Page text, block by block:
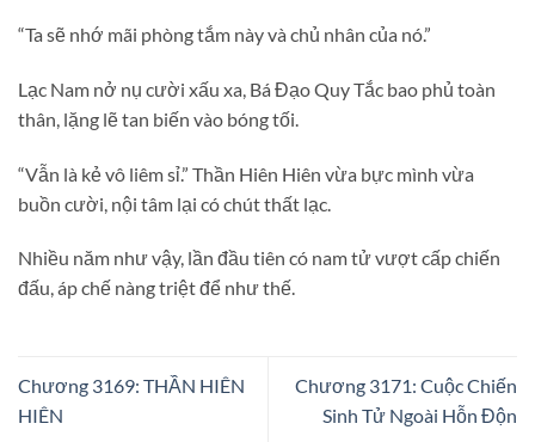
“Ta sẽ nhớ mãi phòng tắm này và chủ nhân của nó.”
Lạc Nam nở nụ cười xấu xa, Bá Đạo Quy Tắc bao phủ toàn
thân, lặng lẽ tan biến vào bóng tối.
“Vẫn là kẻ vô liêm sỉ.” Thần Hiên Hiên vừa bực mình vừa
buồn cười, nội tâm lại có chút thất lạc.
Nhiều năm như vậy, lần đầu tiên có nam tử vượt cấp chiến
đấu, áp chế nàng triệt để như thế.
Chương 3169: THẦN HIÊN
HIÊN
Chương 3171: Cuộc Chiến
Sinh Tử Ngoài Hỗn Độn